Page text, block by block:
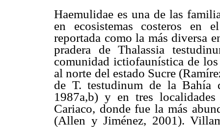
Haemulidae es una de las
en ecosistemas costeros en
reportada como la más diversa
pradera de Thalassia
comunidad ictiofaunística de
al norte del estado Sucre
de T. testudinum de la Bahía
1987a,b) y en tres
Cariaco, donde fue la más
(Allen y Jiménez, 2001).